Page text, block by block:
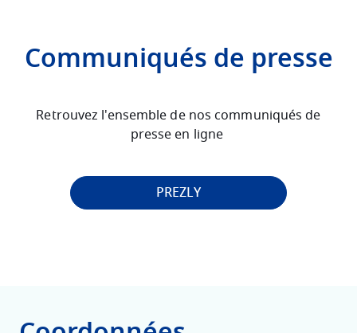
Communiqués de presse
Retrouvez l'ensemble de nos communiqués de
presse en ligne
PREZLY